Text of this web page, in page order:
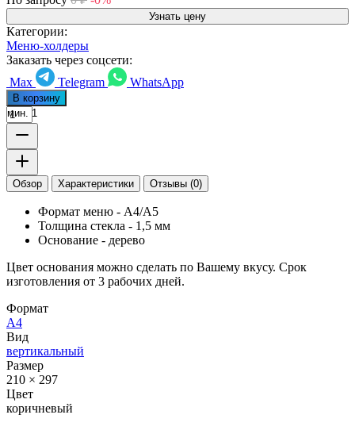
Узнать цену
Категории:
Меню-холдеры
Заказать через соцсети:
Max
Telegram WhatsApp
В корзину
мин. 1
Обзор Характеристики Отзывы (0)
Формат меню - А4/А5
Толщина стекла - 1,5 мм
Основание - дерево
Цвет основания можно сделать по Вашему вкусу. Срок
изготовления от 3 рабочих дней.
Формат
А4
Вид
вертикальный
Размер
210 × 297
Цвет
коричневый